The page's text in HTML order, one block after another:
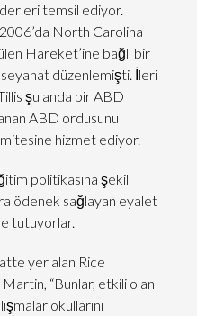
temsil ediyor.
North Carolina
Hareket’ine bağlı bir
düzenlemişti. İleri
şu anda bir ABD
ABD ordusunu
hizmet ediyor.
politikasına şekil
ödenek sağlayan eyalet
tutuyorlar.
yer alan Rice
“Bunlar, etkili olan
okullarını